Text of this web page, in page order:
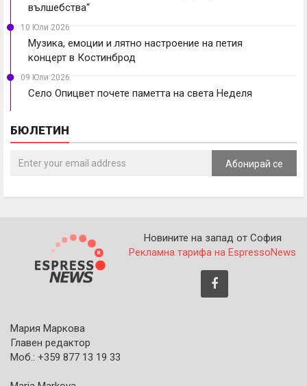
вълшебства“
10 Юли 2026
Музика, емоции и лятно настроение на петия
концерт в Костинброд
09 Юли 2026
Село Опицвет почете паметта на света Неделя
БЮЛЕТИН
Абонирай се
Новините на запад от София
Рекламна тарифа на EspressoNews
Мария Маркова
Главен редактор
Моб.: +359 877 13 19 33